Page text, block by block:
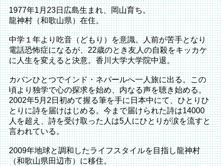
1977年1月23日広島生まれ、岡山育ち。
龍神村（和歌山県）在住。
中学１年より吃音（どもり）を意識。人前が苦手となり
電話恐怖症になるが、22歳のとき友人の自殺をキッカケ
に人生を変えると決意。香川大学大学院中退。
カバンひとつでインド・ネパールへ一人旅に出る。この
頃より独学で心の探求を始め、内なる声を聴き始める。
2002年5月2日初めて握る筆を手に日本中にて、ひとりひ
とりに詩を届けはじめる。今まで届けられた詩は14000
人を超え、詩を受け取った人は5人にひとりが涙を流すと
言われている。
2009年地球と調和したライフスタイルを目指し龍神村
（和歌山県田辺市）に移住。